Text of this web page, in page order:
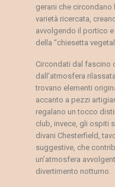
gerani che circondano
varietà ricercata,
avvolgendo il portico
della “chiesetta
Circondati dal fascino
dall’atmosfera
trovano elementi
accanto a pezzi
regalano un tocco
club, invece, gli ospiti
divani Chesterfield,
suggestive, che
un’atmosfera
divertimento notturno.